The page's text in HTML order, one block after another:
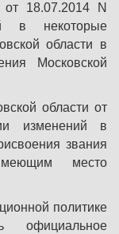
от 18.07.2014 N
в некоторые
области в
Московской
области от
изменений в
звания
место
политике
официальное